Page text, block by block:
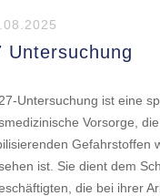
Untersuchung
Untersuchung ist eine
Vorsorge,
Gefahrstoffen
ist. Sie dient dem
die bei ihrer